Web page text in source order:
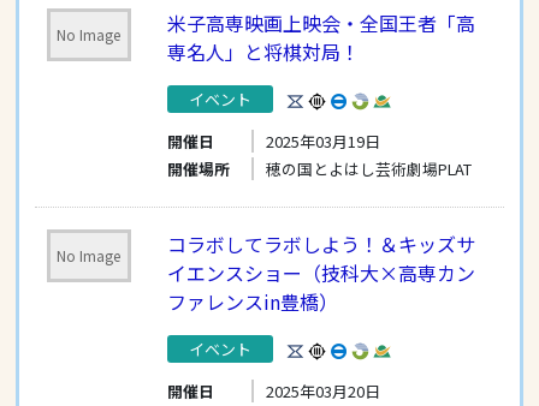
No Image
米子高専映画上映会・全国王者「高
専名人」と将棋対局！
イベント
開催日
2025年03月19日
開催場所
穂の国とよはし芸術劇場PLAT
No Image
コラボしてラボしよう！＆キッズサ
イエンスショー（技科大×高専カン
ファレンスin豊橋）
イベント
開催日
2025年03月20日